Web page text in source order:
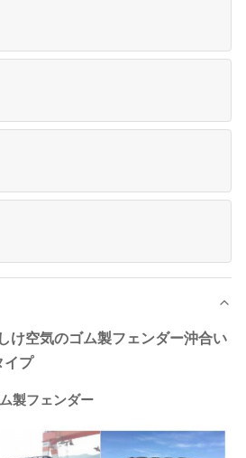
け空気のゴム製フェンダー沖合い
イプ
製フェンダー